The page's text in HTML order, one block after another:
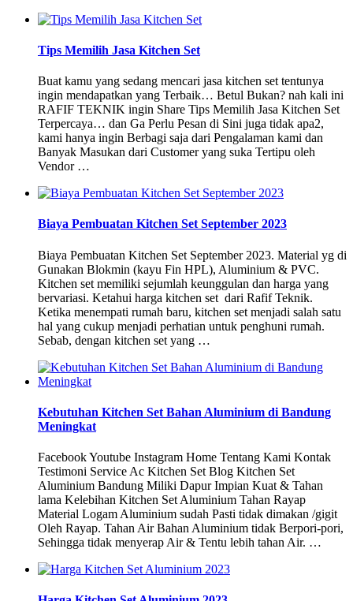
Tips Memilih Jasa Kitchen Set
Buat kamu yang sedang mencari jasa kitchen set tentunya
ingin mendapatkan yang Terbaik… Betul Bukan? nah kali ini
RAFIF TEKNIK ingin Share Tips Memilih Jasa Kitchen Set
Terpercaya… dan Ga Perlu Pesan di Sini juga tidak apa2,
kami hanya ingin Berbagi saja dari Pengalaman kami dan
Banyak Masukan dari Customer yang suka Tertipu oleh
Vendor …
Biaya Pembuatan Kitchen Set September 2023
Biaya Pembuatan Kitchen Set September 2023. Material yg di
Gunakan Blokmin (kayu Fin HPL), Aluminium & PVC.
Kitchen set memiliki sejumlah keunggulan dan harga yang
bervariasi. Ketahui harga kitchen set dari Rafif Teknik.
Ketika menempati rumah baru, kitchen set menjadi salah satu
hal yang cukup menjadi perhatian untuk penghuni rumah.
Sebab, dengan kitchen set yang …
Kebutuhan Kitchen Set Bahan Aluminium di Bandung
Meningkat
Facebook Youtube Instagram Home Tentang Kami Kontak
Testimoni Service Ac Kitchen Set Blog Kitchen Set
Aluminium Bandung Miliki Dapur Impian Kuat & Tahan
lama Kelebihan Kitchen Set Aluminium Tahan Rayap
Material Logam Aluminium sudah Pasti tidak dimakan /gigit
Oleh Rayap. Tahan Air Bahan Aluminium tidak Berpori-pori,
Sehingga tidak menyerap Air & Tentu lebih tahan Air. …